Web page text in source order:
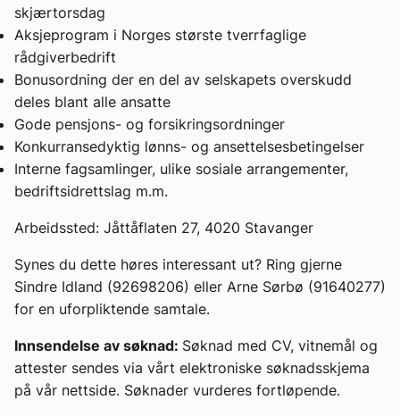
skjærtorsdag
Aksjeprogram i Norges største tverrfaglige
rådgiverbedrift
Bonusordning der en del av selskapets overskudd
deles blant alle ansatte
Gode pensjons- og forsikringsordninger
Konkurransedyktig lønns- og ansettelsesbetingelser
Interne fagsamlinger, ulike sosiale arrangementer,
bedriftsidrettslag m.m.
Arbeidssted: Jåttåflaten 27, 4020 Stavanger
Synes du dette høres interessant ut? Ring gjerne
Sindre Idland (92698206) eller Arne Sørbø (91640277)
for en uforpliktende samtale.
Innsendelse av søknad: Søknad med CV, vitnemål og
attester sendes via vårt elektroniske søknadsskjema
på vår nettside. Søknader vurderes fortløpende.